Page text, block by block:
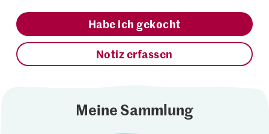
Habe ich gekocht
Notiz erfassen
Meine Sammlung